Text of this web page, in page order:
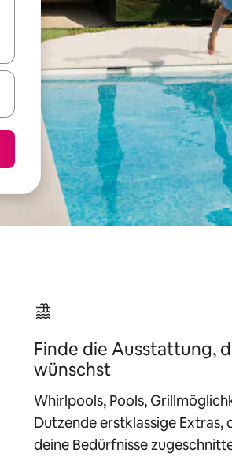
Finde die Ausstattung,
wünschst
Whirlpools, Pools,
Dutzende erstklassige Extras,
deine Bedürfnisse